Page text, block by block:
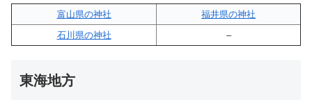
富山県の神社
福井県の神社
石川県の神社
–
東海地方